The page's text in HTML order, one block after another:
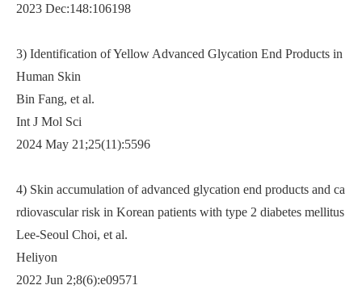
2023 Dec:148:106198
3) Identification of Yellow Advanced Glycation End Products in
Human Skin
Bin Fang, et al.
Int J Mol Sci
2024 May 21;25(11):5596
4) Skin accumulation of advanced glycation end products and ca
rdiovascular risk in Korean patients with type 2 diabetes mellitus
Lee-Seoul Choi, et al.
Heliyon
2022 Jun 2;8(6):e09571